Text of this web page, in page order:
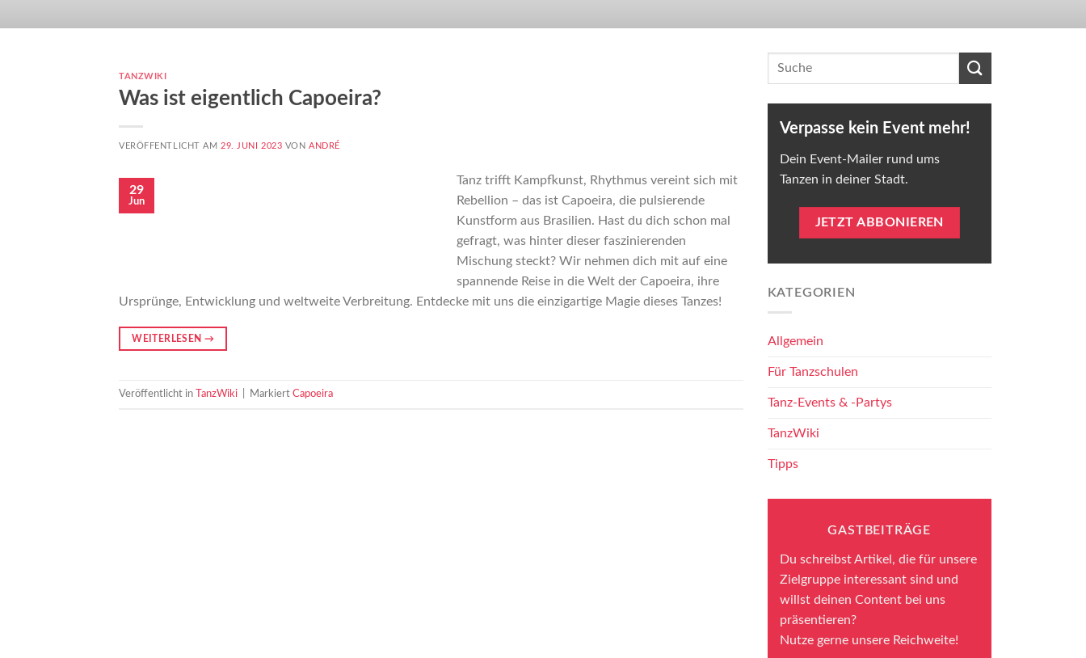
TANZWIKI
Was ist eigentlich Capoeira?
VERÖFFENTLICHT AM 29. JUNI 2023 VONANDRÉ
29
Jun
Tanz trifft Kampfkunst, Rhythmus vereint sich mit
Rebellion – das ist Capoeira, die pulsierende
Kunstform aus Brasilien. Hast du dich schon mal
gefragt, was hinter dieser faszinierenden
Mischung steckt? Wir nehmen dich mit auf eine
spannende Reise in die Welt der Capoeira, ihre
Ursprünge, Entwicklung und weltweite Verbreitung. Entdecke mit uns die einzigartige Magie dieses Tanzes!
WEITERLESEN →
Veröffentlicht in TanzWiki Markiert Capoeira
Verpasse kein Event mehr!
Dein Event-Mailer rund ums
Tanzen in deiner Stadt.
JETZT ABBONIEREN
KATEGORIEN
Allgemein
Für Tanzschulen
Tanz-Events & -Partys
TanzWiki
Tipps
GASTBEITRÄGE
Du schreibst Artikel, die für unsere
Zielgruppe interessant sind und
willst deinen Content bei uns
präsentieren?
Nutze gerne unsere Reichweite!